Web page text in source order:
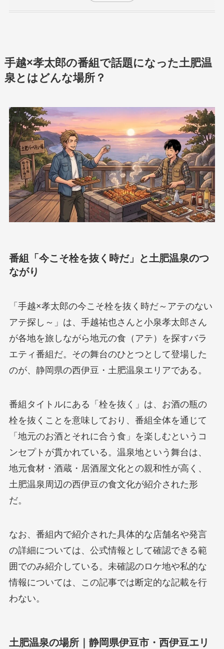
手越×孝太郎の番組で話題になった土肥温
泉とはどんな場所？
番組「今こそ栓を抜く時だ」と土肥温泉のつ
ながり
「手越×孝太郎の今こそ栓を抜く時だ～アテのない
アテ探し～」は、手越祐也さんと小泉孝太郎さん
が各地を旅しながら地元の食（アテ）を探すバラ
エティ番組だ。その舞台のひとつとして登場した
のが、静岡県の西伊豆・土肥温泉エリアである。
番組タイトルにある「栓を抜く」は、お酒の瓶の
栓を抜くことを意味しており、番組全体を通じて
「地元のお酒とそれに合う食」を楽しむというコ
ンセプトが貫かれている。温泉地という舞台は、
地元食材・酒蔵・居酒屋文化との親和性が高く、
土肥温泉周辺の西伊豆の食文化が紹介された形
だ。
なお、番組内で紹介された具体的な店舗名や発言
の詳細については、公式情報として確認できる範
囲でのみ紹介している。未確認のロケ地や私的な
情報については、この記事では断定的な記載を行
わない。
土肥温泉の場所｜静岡県伊豆市・西伊豆エリ